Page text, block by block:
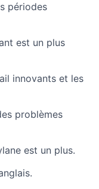
périodes
est un plus
innovants et les
problèmes
est un plus.